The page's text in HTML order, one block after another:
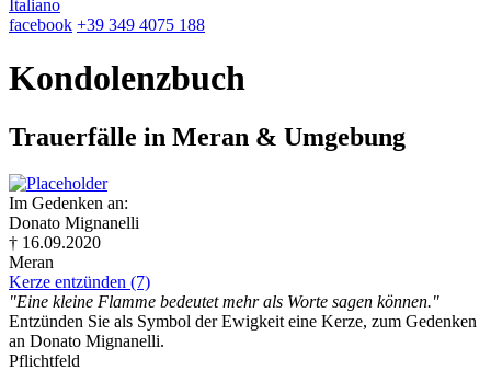
Italiano
facebook +39 349 4075 188
Kondolenzbuch
Trauerfälle in Meran & Umgebung
Im Gedenken an:
Donato Mignanelli
† 16.09.2020
Meran
Kerze entzünden (7)
"Eine kleine Flamme bedeutet mehr als Worte sagen können."
Entzünden Sie als Symbol der Ewigkeit eine Kerze, zum Gedenken
an Donato Mignanelli.
Pflichtfeld